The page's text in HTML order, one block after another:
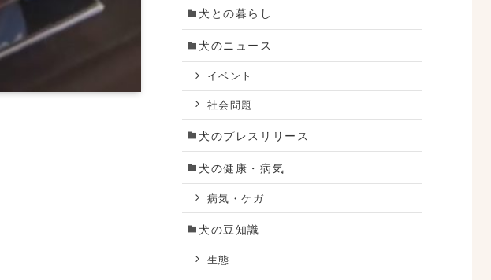
犬との暮らし
犬のニュース
イベント
社会問題
犬のプレスリリース
犬の健康・病気
病気・ケガ
犬の豆知識
生態